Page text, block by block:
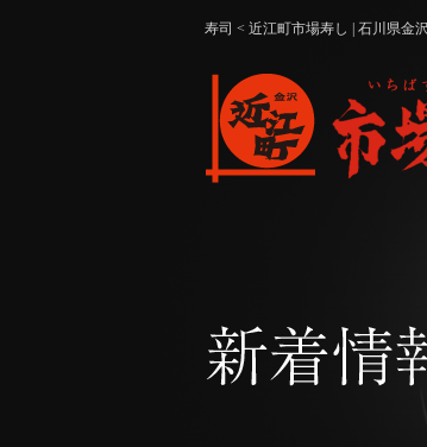
寿司 < 近江町市場寿し | 石川県金